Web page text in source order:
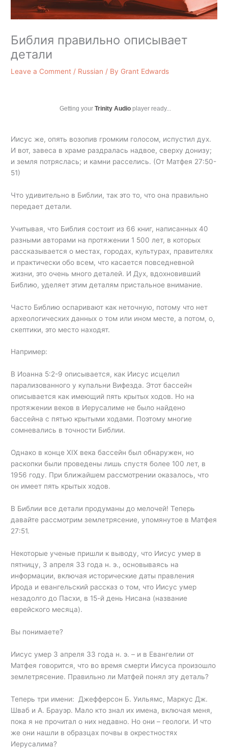
Библия правильно описывает
детали
Leave a Comment / Russian / By Grant Edwards
Getting your Trinity Audioplayer ready...
Иисус же, опять возопив громким голосом, испустил дух.
И вот, завеса в храме раздралась надвое, сверху донизу;
и земля потряслась; и камни расселись. (От Матфея 27:50-
51)
Что удивительно в Библии, так это то, что она правильно
передает детали.
Учитывая, что Библия состоит из 66 книг, написанных 40
разными авторами на протяжении 1 500 лет, в которых
рассказывается о местах, городах, культурах, правителях
и практически обо всем, что касается повседневной
жизни, это очень много деталей. И Дух, вдохновивший
Библию, уделяет этим деталям пристальное внимание.
Часто Библию оспаривают как неточную, потому что нет
археологических данных о том или ином месте, а потом, о,
скептики, это место находят.
Например:
В Иоанна 5:2-9 описывается, как Иисус исцелил
парализованного у купальни Вифезда. Этот бассейн
описывается как имеющий пять крытых ходов. Но на
протяжении веков в Иерусалиме не было найдено
бассейна с пятью крытыми ходами. Поэтому многие
сомневались в точности Библии.
Однако в конце XIX века бассейн был обнаружен, но
раскопки были проведены лишь спустя более 100 лет, в
1956 году. При ближайшем рассмотрении оказалось, что
он имеет пять крытых ходов.
В Библии все детали продуманы до мелочей! Теперь
давайте рассмотрим землетрясение, упомянутое в Матфея
27:51.
Некоторые ученые пришли к выводу, что Иисус умер в
пятницу, 3 апреля 33 года н. э., основываясь на
информации, включая исторические даты правления
Ирода и евангельский рассказ о том, что Иисус умер
незадолго до Пасхи, в 15-й день Нисана (название
еврейского месяца).
Вы понимаете?
Иисус умер 3 апреля 33 года н. э. – и в Евангелии от
Матфея говорится, что во время смерти Иисуса произошло
землетрясение. Правильно ли Матфей понял эту деталь?
Теперь три имени: Джефферсон Б. Уильямс, Маркус Дж.
Шваб и А. Брауэр. Мало кто знал их имена, включая меня,
пока я не прочитал о них недавно. Но они – геологи. И что
же они нашли в образцах почвы в окрестностях
Иерусалима?